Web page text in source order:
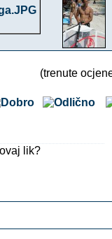
(trenute
lik?